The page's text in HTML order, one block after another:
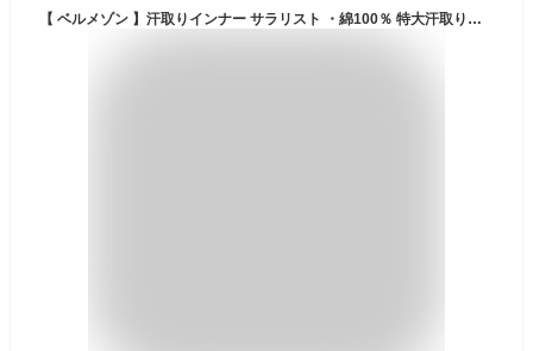
【 ベルメゾン 】汗取りインナー サラリスト ・綿100％ 特大汗取りパッド付き 三分袖［ 吸水速乾 ・ 消臭 ］◆ S M L LL 3L ◆◇ レディース 女性 インナー 肌着 汗取り 汗ジミ 汗染み 半袖 インナーシャツ 汗取りインナー 綿 綿100% 脇汗 ◇